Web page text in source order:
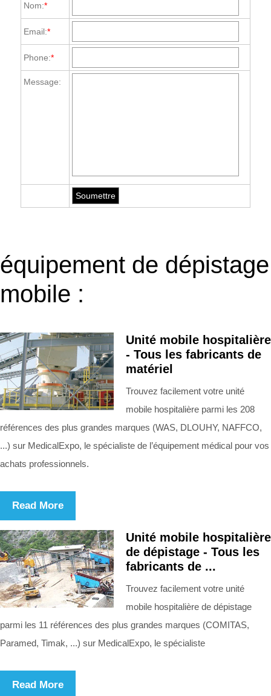
Nom:*
Email:*
Phone:*
Message:
équipement de dépistage
mobile :
Unité mobile hospitalière
- Tous les fabricants de
matériel
Trouvez facilement votre unité
mobile hospitalière parmi les 208
références des plus grandes marques (WAS, DLOUHY, NAFFCO,
...) sur MedicalExpo, le spécialiste de l’équipement médical pour vos
achats professionnels.
Read More
Unité mobile hospitalière
de dépistage - Tous les
fabricants de ...
Trouvez facilement votre unité
mobile hospitalière de dépistage
parmi les 11 références des plus grandes marques (COMITAS,
Paramed, Timak, ...) sur MedicalExpo, le spécialiste
Read More